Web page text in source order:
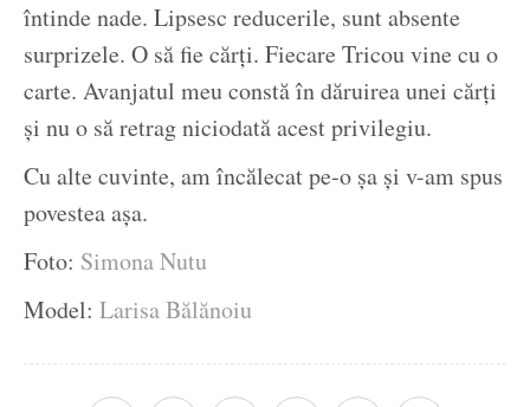
întinde nade. Lipsesc reducerile, sunt absente
surprizele. O să fie cărți. Fiecare Tricou vine cu o
carte. Avanjatul meu constă în dăruirea unei cărți
și nu o să retrag niciodată acest privilegiu.
Cu alte cuvinte, am încălecat pe-o șa și v-am spus
povestea așa.
Foto: Simona Nutu
Model: Larisa Bălănoiu